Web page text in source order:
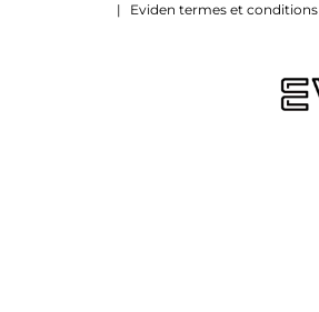
| Eviden termes et conditions